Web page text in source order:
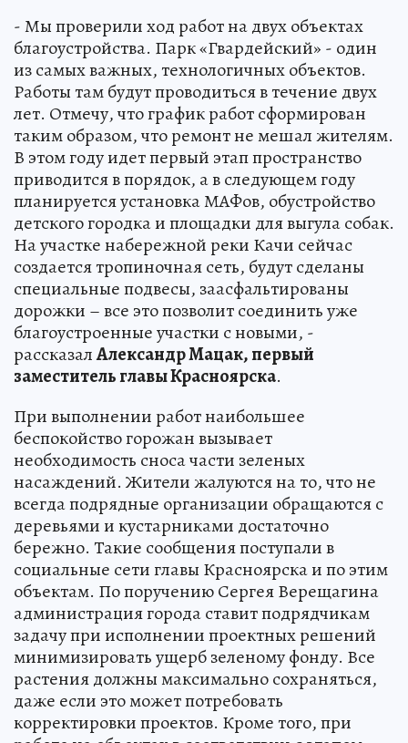
- Мы проверили ход работ на двух объектах
благоустройства. Парк «Гвардейский» - один
из самых важных, технологичных объектов.
Работы там будут проводиться в течение двух
лет. Отмечу, что график работ сформирован
таким образом, что ремонт не мешал жителям.
В этом году идет первый этап пространство
приводится в порядок, а в следующем году
планируется установка МАФов, обустройство
детского городка и площадки для выгула собак.
На участке набережной реки Качи сейчас
создается тропиночная сеть, будут сделаны
специальные подвесы, заасфальтированы
дорожки – все это позволит соединить уже
благоустроенные участки с новыми, -
рассказалАлександр Мацак, первый
заместитель главы Красноярска.
При выполнении работ наибольшее
беспокойство горожан вызывает
необходимость сноса части зеленых
насаждений. Жители жалуются на то, что не
всегда подрядные организации обращаются с
деревьями и кустарниками достаточно
бережно. Такие сообщения поступали в
социальные сети главы Красноярска и по этим
объектам. По поручению Сергея Верещагина
администрация города ставит подрядчикам
задачу при исполнении проектных решений
минимизировать ущерб зеленому фонду. Все
растения должны максимально сохраняться,
даже если это может потребовать
корректировки проектов. Кроме того, при